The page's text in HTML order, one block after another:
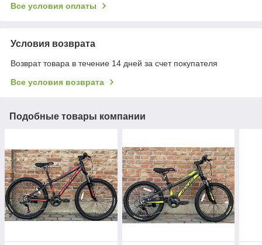
Все условия оплаты
Условия возврата
Возврат товара в течение 14 дней за счет покупателя
Все условия возврата
Подобные товары компании